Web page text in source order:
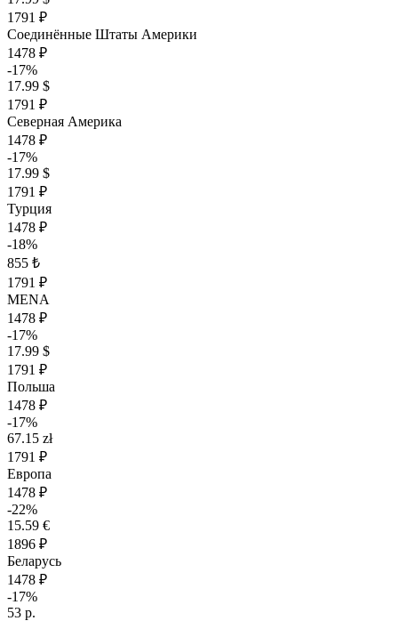
1791 ₽
Соединённые Штаты Америки
1478 ₽
-17%
17.99 $
1791 ₽
Северная Америка
1478 ₽
-17%
17.99 $
1791 ₽
Турция
1478 ₽
-18%
855 ₺
1791 ₽
MENA
1478 ₽
-17%
17.99 $
1791 ₽
Польша
1478 ₽
-17%
67.15 zł
1791 ₽
Европа
1478 ₽
-22%
15.59 €
1896 ₽
Беларусь
1478 ₽
-17%
53 р.